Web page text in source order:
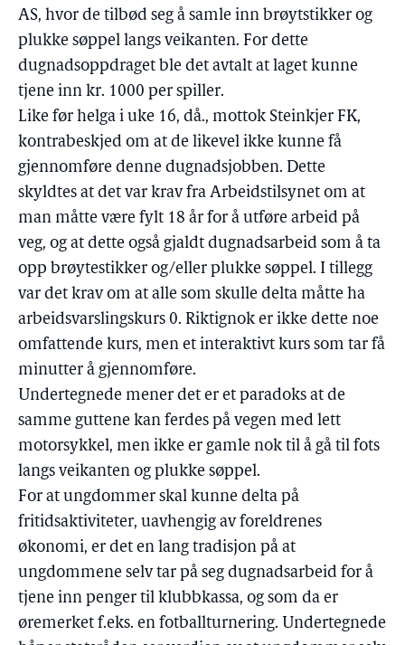
AS, hvor de tilbød seg å samle inn brøytstikker og
plukke søppel langs veikanten. For dette
dugnadsoppdraget ble det avtalt at laget kunne
tjene inn kr. 1000 per spiller.
Like før helga i uke 16, då., mottok Steinkjer FK,
kontrabeskjed om at de likevel ikke kunne få
gjennomføre denne dugnadsjobben. Dette
skyldtes at det var krav fra Arbeidstilsynet om at
man måtte være fylt 18 år for å utføre arbeid på
veg, og at dette også gjaldt dugnadsarbeid som å ta
opp brøytestikker og/eller plukke søppel. I tillegg
var det krav om at alle som skulle delta måtte ha
arbeidsvarslingskurs 0. Riktignok er ikke dette noe
omfattende kurs, men et interaktivt kurs som tar få
minutter å gjennomføre.
Undertegnede mener det er et paradoks at de
samme guttene kan ferdes på vegen med lett
motorsykkel, men ikke er gamle nok til å gå til fots
langs veikanten og plukke søppel.
For at ungdommer skal kunne delta på
fritidsaktiviteter, uavhengig av foreldrenes
økonomi, er det en lang tradisjon på at
ungdommene selv tar på seg dugnadsarbeid for å
tjene inn penger til klubbkassa, og som da er
øremerket f.eks. en fotballturnering. Undertegnede